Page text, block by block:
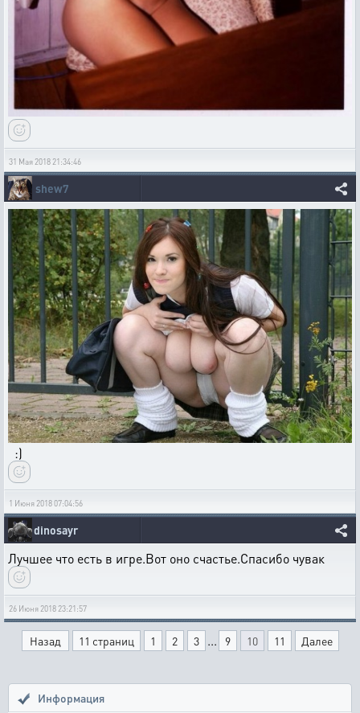
31 Мая 2018 21:34:46
shew7
:)
1 Июня 2018 07:04:56
dinosayr
Лучшее что есть в игре.Вот оно счастье.Спасибо чувак
26 Июня 2018 23:21:57
Назад 11 страниц 1 2 3 ... 9 10 11 Далее
Информация